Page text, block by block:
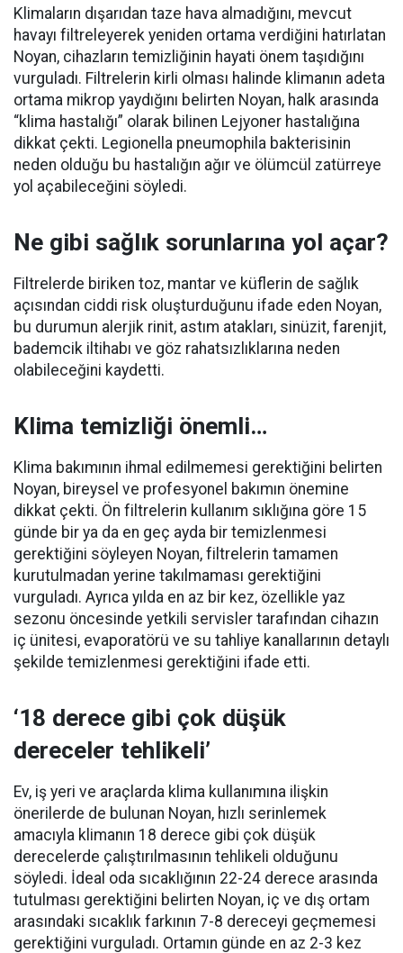
Klimaların dışarıdan taze hava almadığını, mevcut
havayı filtreleyerek yeniden ortama verdiğini hatırlatan
Noyan, cihazların temizliğinin hayati önem taşıdığını
vurguladı. Filtrelerin kirli olması halinde klimanın adeta
ortama mikrop yaydığını belirten Noyan, halk arasında
“klima hastalığı” olarak bilinen Lejyoner hastalığına
dikkat çekti. Legionella pneumophila bakterisinin
neden olduğu bu hastalığın ağır ve ölümcül zatürreye
yol açabileceğini söyledi.
Ne gibi sağlık sorunlarına yol açar?
Filtrelerde biriken toz, mantar ve küflerin de sağlık
açısından ciddi risk oluşturduğunu ifade eden Noyan,
bu durumun alerjik rinit, astım atakları, sinüzit, farenjit,
bademcik iltihabı ve göz rahatsızlıklarına neden
olabileceğini kaydetti.
Klima temizliği önemli…
Klima bakımının ihmal edilmemesi gerektiğini belirten
Noyan, bireysel ve profesyonel bakımın önemine
dikkat çekti. Ön filtrelerin kullanım sıklığına göre 15
günde bir ya da en geç ayda bir temizlenmesi
gerektiğini söyleyen Noyan, filtrelerin tamamen
kurutulmadan yerine takılmaması gerektiğini
vurguladı. Ayrıca yılda en az bir kez, özellikle yaz
sezonu öncesinde yetkili servisler tarafından cihazın
iç ünitesi, evaporatörü ve su tahliye kanallarının detaylı
şekilde temizlenmesi gerektiğini ifade etti.
‘18 derece gibi çok düşük
dereceler tehlikeli’
Ev, iş yeri ve araçlarda klima kullanımına ilişkin
önerilerde de bulunan Noyan, hızlı serinlemek
amacıyla klimanın 18 derece gibi çok düşük
derecelerde çalıştırılmasının tehlikeli olduğunu
söyledi. İdeal oda sıcaklığının 22-24 derece arasında
tutulması gerektiğini belirten Noyan, iç ve dış ortam
arasındaki sıcaklık farkının 7-8 dereceyi geçmemesi
gerektiğini vurguladı. Ortamın günde en az 2-3 kez